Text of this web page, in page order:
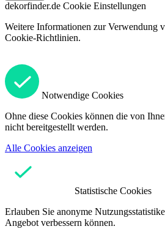
dekorfinder.de Cookie Einstellungen
Weitere Informationen zur Verwendung
Cookie-Richtlinien.
Notwendige Cookies
Ohne diese Cookies können die von
nicht bereitgestellt werden.
Alle Cookies anzeigen
Statistische Cookies
Erlauben Sie anonyme
Angebot verbessern können.